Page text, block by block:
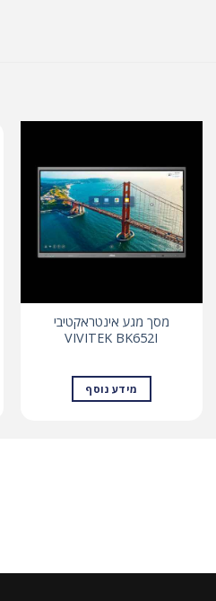
מסך מגע אינטראקטיבי
VIVITEK BK652I
מידע נוסף